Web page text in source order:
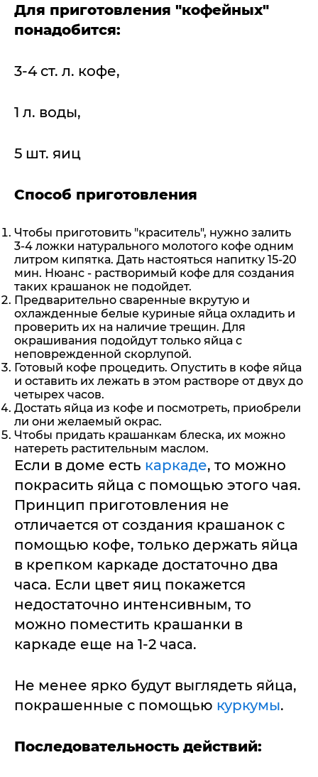
Для приготовления "кофейных"
понадобится:
3-4 ст. л. кофе,
1 л. воды,
5 шт. яиц
Способ приготовления
Чтобы приготовить "краситель", нужно залить
3-4 ложки натурального молотого кофе одним
литром кипятка. Дать настояться напитку 15-20
мин. Нюанс - растворимый кофе для создания
таких крашанок не подойдет.
Предварительно сваренные вкрутую и
охлажденные белые куриные яйца охладить и
проверить их на наличие трещин. Для
окрашивания подойдут только яйца с
неповрежденной скорлупой.
Готовый кофе процедить. Опустить в кофе яйца
и оставить их лежать в этом растворе от двух до
четырех часов.
Достать яйца из кофе и посмотреть, приобрели
ли они желаемый окрас.
Чтобы придать крашанкам блеска, их можно
натереть растительным маслом.
Если в доме есть каркаде, то можно
покрасить яйца с помощью этого чая.
Принцип приготовления не
отличается от создания крашанок с
помощью кофе, только держать яйца
в крепком каркаде достаточно два
часа. Если цвет яиц покажется
недостаточно интенсивным, то
можно поместить крашанки в
каркаде еще на 1-2 часа.
Не менее ярко будут выглядеть яйца,
покрашенные с помощью куркумы.
Последовательность действий: